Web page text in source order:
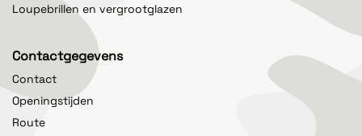
Loupebrillen en vergrootglazen
Contactgegevens
Contact
Openingstijden
Route